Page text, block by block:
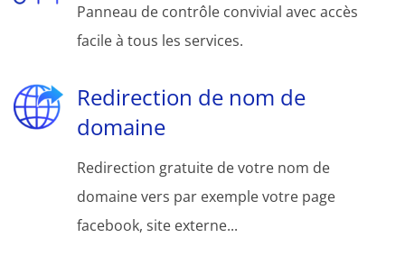
Panneau de contrôle convivial avec accès
facile à tous les services.
Redirection de nom de
domaine
Redirection gratuite de votre nom de
domaine vers par exemple votre page
facebook, site externe...